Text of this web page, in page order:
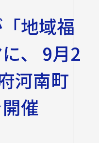
地域福
、 9月2
河南町
催